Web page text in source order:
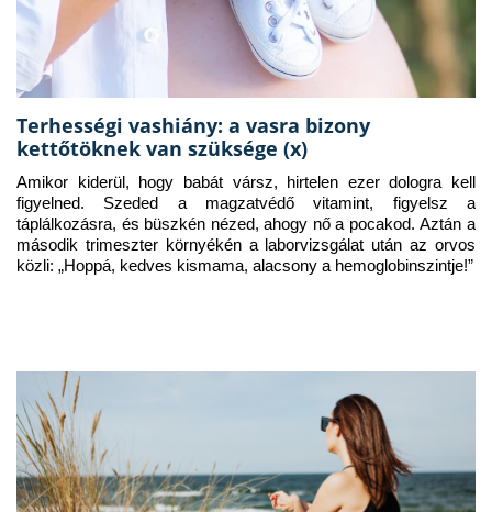
Terhességi vashiány: a vasra bizony
kettőtöknek van szüksége (x)
Amikor kiderül, hogy babát vársz, hirtelen ezer dologra kell
figyelned. Szeded a magzatvédő vitamint, figyelsz a
táplálkozásra, és büszkén nézed, ahogy nő a pocakod. Aztán a
második trimeszter környékén a laborvizsgálat után az orvos
közli: „Hoppá, kedves kismama, alacsony a hemoglobinszintje!”